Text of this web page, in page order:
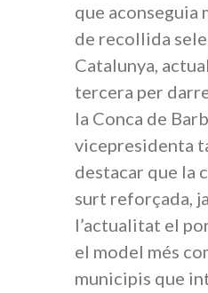
que aconseguia
de recollida
Catalunya,
tercera per
la Conca de
vicepresidenta
destacar que la
surt reforçada,
l’actualitat el
el model més
municipis que